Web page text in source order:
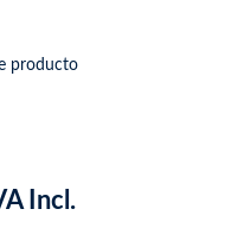
producto
Incl.